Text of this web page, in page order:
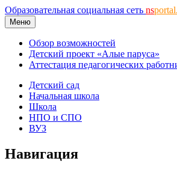
Образовательная социальная сеть ns
Меню
Обзор возможностей
Детский проект «Алые паруса»
Аттестация педагогических
Детский сад
Начальная школа
Школа
НПО и СПО
ВУЗ
Навигация